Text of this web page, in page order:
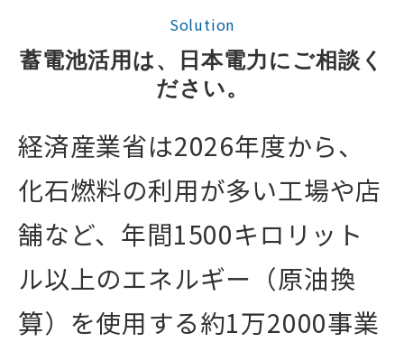
Solution
蓄電池活用は、日本電力にご相談く
ださい。
経済産業省は2026年度から、
化石燃料の利用が多い工場や店
舗など、年間1500キロリット
ル以上のエネルギー（原油換
算）を使用する約1万2000事業